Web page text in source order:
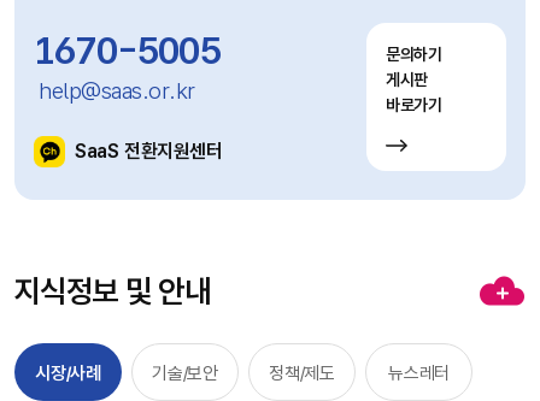
1670-5005
help@saas.or.kr
SaaS 전환지원센터
문의하기
게시판
바로가기
지식정보 및 안내
시장/사례 기술/보안 정책/제도 뉴스레터